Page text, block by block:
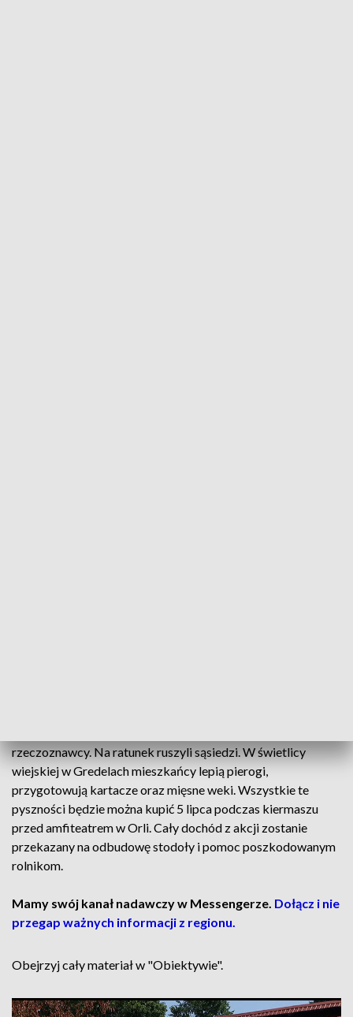
rzeczoznawcy. Na ratunek ruszyli sąsiedzi. W świetlicy
wiejskiej w Gredelach mieszkańcy lepią pierogi,
przygotowują kartacze oraz mięsne weki. Wszystkie te
pyszności będzie można kupić 5 lipca podczas kiermaszu
przed amfiteatrem w Orli. Cały dochód z akcji zostanie
przekazany na odbudowę stodoły i pomoc poszkodowanym
rolnikom.
Mamy swój kanał nadawczy w Messengerze. Dołącz i nie
przegap ważnych informacji z regionu.
Obejrzyj cały materiał w "Obiektywie".